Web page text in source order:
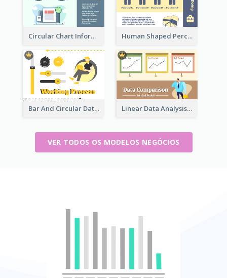
Circular Chart Information Comparison Human Shaped Percentage
Bar And Circular Data Analysis Linear Data Analysis Comparison
VER TODOS OS MODELOS NEGÓCIOS